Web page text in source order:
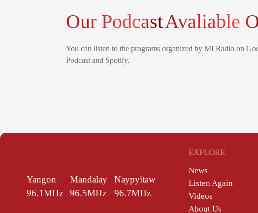
Our PodcastAvaliable
You can listen to the programs organized by MI Radio on
Podcast and Spotify.
Yangon
96.1MHz
Mandalay
96.5MHz
Naypyitaw
96.7MHz
EXPLORE
News
Listen Again
Videos
About Us